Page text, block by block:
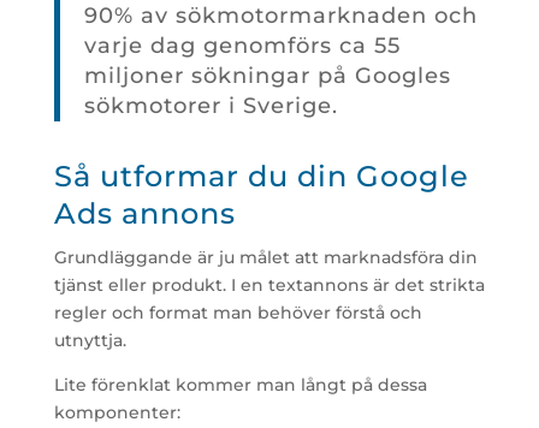
90% av sökmotormarknaden och
varje dag genomförs ca 55
miljoner sökningar på Googles
sökmotorer i Sverige.
Så utformar du din Google
Ads annons
Grundläggande är ju målet att marknadsföra din
tjänst eller produkt. I en textannons är det strikta
regler och format man behöver förstå och
utnyttja.
Lite förenklat kommer man långt på dessa
komponenter: